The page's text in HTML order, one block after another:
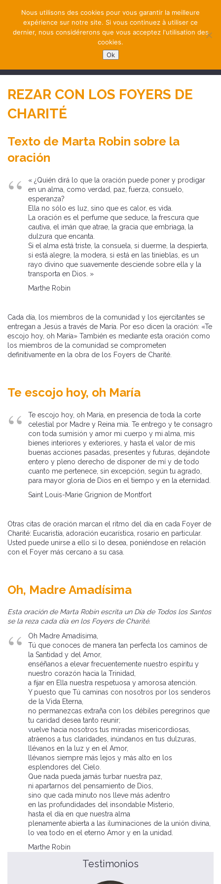
REZAR CON LOS FOYERS DE
CHARITÉ
Texto de Marta Robin sobre la
oración
« ¿Quién dirá lo que la oración puede poner y prodigar
en un alma, como verdad, paz, fuerza, consuelo,
esperanza?
Ella no sólo es luz, sino que es calor, es vida.
La oración es el perfume que seduce, la frescura que
cautiva, el imán que atrae, la gracia que embriaga, la
dulzura que encanta.
Si el alma está triste, la consuela, si duerme, la despierta,
si está alegre, la modera, si está en las tinieblas, es un
rayo divino que suavemente desciende sobre ella y la
transporta en Dios. »
Marthe Robin
Cada día, los miembros de la comunidad y los ejercitantes se
entregan a Jesús a través de María. Por eso dicen la oración: «Te
escojo hoy, oh María» También es mediante esta oración como
los miembros de la comunidad se comprometen
definitivamente en la obra de los Foyers de Charité.
Te escojo hoy, oh María
Te escojo hoy, oh María, en presencia de toda la corte
celestial por Madre y Reina mía. Te entrego y te consagro
con toda sumisión y amor mi cuerpo y mi alma, mis
bienes interiores y exteriores, y hasta el valor de mis
buenas acciones pasadas, presentes y futuras, dejándote
entero y pleno derecho de disponer de mí y de todo
cuanto me pertenece, sin excepción, según tu agrado,
para mayor gloria de Dios en el tiempo y en la eternidad.
Saint Louis-Marie Grignion de Montfort
Otras citas de oración marcan el ritmo del día en cada Foyer de
Charité: Eucaristía, adoración eucarística, rosario en particular.
Usted puede unirse a ello si lo desea, poniéndose en relación
con el Foyer más cercano a su casa.
Oh, Madre Amadísima
Esta oración de Marta Robin escrita un Día de Todos los Santos
se la reza cada día en los Foyers de Charité.
Oh Madre Amadísima,
Tú que conoces de manera tan perfecta los caminos de
la Santidad y del Amor,
enséñanos a elevar frecuentemente nuestro espíritu y
nuestro corazón hacia la Trinidad,
a fijar en Ella nuestra respetuosa y amorosa atención.
Y puesto que Tú caminas con nosotros por los senderos
de la Vida Eterna,
no permanezcas extraña con los débiles peregrinos que
tu caridad desea tanto reunir;
vuelve hacia nosotros tus miradas misericordiosas,
atráenos a tus claridades, inúndanos en tus dulzuras,
llévanos en la luz y en el Amor,
llévanos siempre más lejos y más alto en los
esplendores del Cielo.
Que nada pueda jamás turbar nuestra paz,
ni apartarnos del pensamiento de Dios,
sino que cada minuto nos lleve más adentro
en las profundidades del insondable Misterio,
hasta el día en que nuestra alma
plenamente abierta a las iluminaciones de la unión divina,
lo vea todo en el eterno Amor y en la unidad.
Marthe Robin
Testimonios
Nous utilisons des cookies pour vous garantir la meilleure
expérience sur notre site. Si vous continuez à utiliser ce
dernier, nous considérerons que vous acceptez l'utilisation des
cookies.
Ok